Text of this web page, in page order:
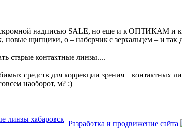
скромной надписью SALE, но еще и к ОПТИКАМ и
новые щипцики, о – наборчик с зеркальцем – и
старые контактные линзы....
средств для коррекции зрения – контактных
наоборот, м? :)
линзы хабаровск
Разработка и продвижение сайта